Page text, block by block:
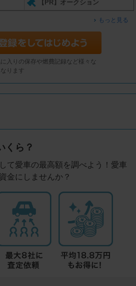
【PR】オークション
もっと見る
入りの保存や燃費記録など様々な
ります
くら？
て愛車の最高額を調べよう！愛車
金にしませんか？